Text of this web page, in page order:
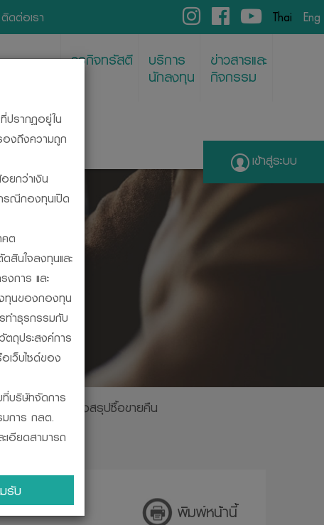
ติดต่อเรา Thai Eng
ธุรกิจทรัสตี บริการ
นักลงทุน
ข่าวสารและ
กิจกรรม
เข้าสู่ระบบ
นปันผล ตารางสรุปซื้อขายคืน
พิมพ์หน้านี้
ปรากฏอยู่ใน
องถึงความถูก
ยกว่าเงิน
กรณีกองทุนเปิด
ต
นใจลงทุนและ
การ และ
ทุนของกองทุน
ำธุรกรรมกับ
ตถุประสงค์การ
เว็บไซด์ของ
บริษัทจัดการ
การ กลต.
อียดสามารถ
ผูกพัน ในการ
นะทางการ
รับ